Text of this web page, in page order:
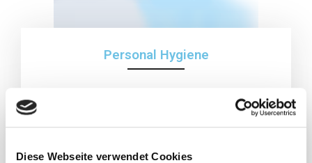
Diese Webseite verwendet Cookies
Personal Hygiene
Our personal hygiene product range includes hand
sanitizing solutions like gels, lotions, sprays, wipes
and soaps which are gentle and refreshing.